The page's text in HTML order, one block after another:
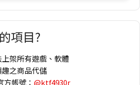
項目?
架所有遊戲、軟體
之商品代儲
帳號： @ktf4930r